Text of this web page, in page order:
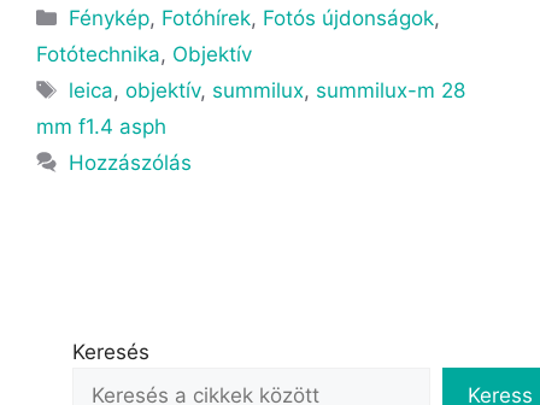
Fénykép, Fotóhírek, Fotós újdonságok,
Fotótechnika, Objektív
leica,objektív, summilux, summilux-m 28
mm f1.4 asph
Hozzászólás
Keresés
Keress